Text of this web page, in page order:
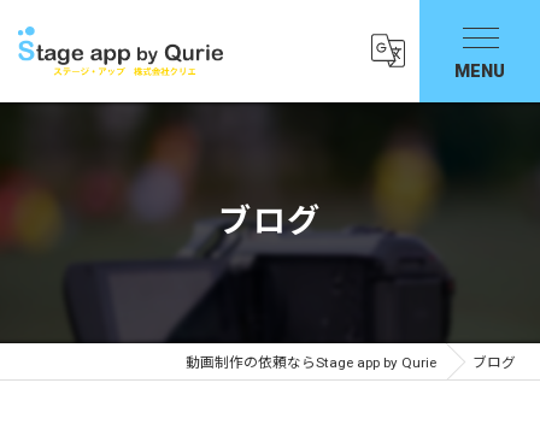
ブログ
動画制作の依頼ならStage app by Qurie ブログ